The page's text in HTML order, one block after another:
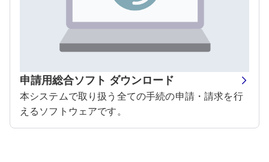
申請用総合ソフト ダウンロード
本システムで取り扱う全ての手続の申請・請求を行
えるソフトウェアです。